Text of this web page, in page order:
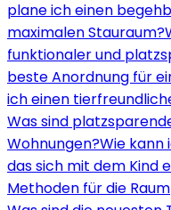
plane ich einen
maximalen Stauraum?
funktionaler und
beste Anordnung für
ich einen
Was sind
Wohnungen?Wie kann
das sich mit dem Kind
Methoden für die